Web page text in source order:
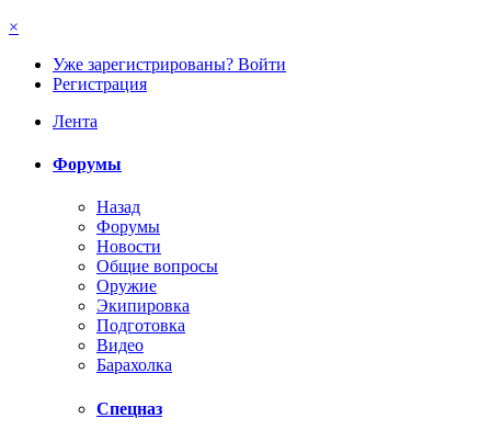
×
Уже зарегистрированы? Войти
Регистрация
Лента
Форумы
Назад
Форумы
Новости
Общие вопросы
Оружие
Экипировка
Подготовка
Видео
Барахолка
Спецназ